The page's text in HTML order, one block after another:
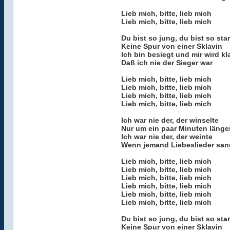
Lieb mich, bitte, lieb mich
Lieb mich, bitte, lieb mich
Du bist so jung, du bist so
Keine Spur von einer Sklavin
Ich bin besiegt und mir wird
Daß ich nie der Sieger war
Lieb mich, bitte, lieb mich
Lieb mich, bitte, lieb mich
Lieb mich, bitte, lieb mich
Lieb mich, bitte, lieb mich
Ich war nie der, der winselte
Nur um ein paar Minuten
Ich war nie der, der weinte
Wenn jemand Liebeslieder
Lieb mich, bitte, lieb mich
Lieb mich, bitte, lieb mich
Lieb mich, bitte, lieb mich
Lieb mich, bitte, lieb mich
Lieb mich, bitte, lieb mich
Lieb mich, bitte, lieb mich
Du bist so jung, du bist so
Keine Spur von einer Sklavin